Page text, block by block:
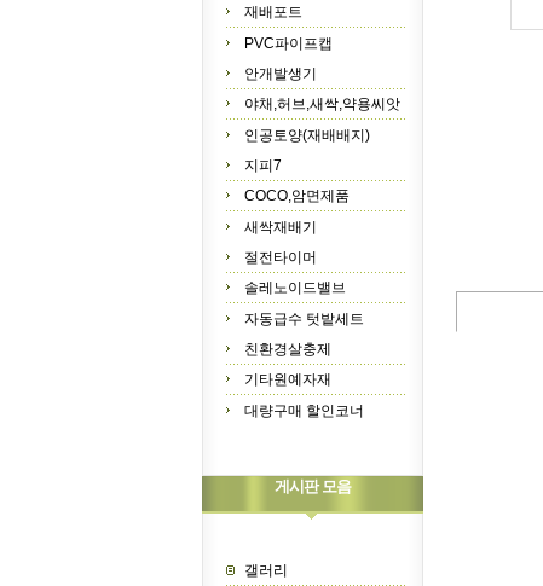
재배포트
PVC파이프캡
안개발생기
야채,허브,새싹,약용씨앗
인공토양(재배배지)
지피7
COCO,암면제품
새싹재배기
절전타이머
솔레노이드밸브
자동급수 텃밭세트
친환경살충제
기타원예자재
대량구매 할인코너
게시판 모음
갤러리